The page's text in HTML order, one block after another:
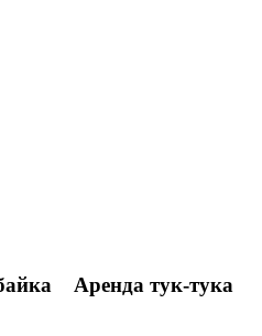
Аренда тук-тука